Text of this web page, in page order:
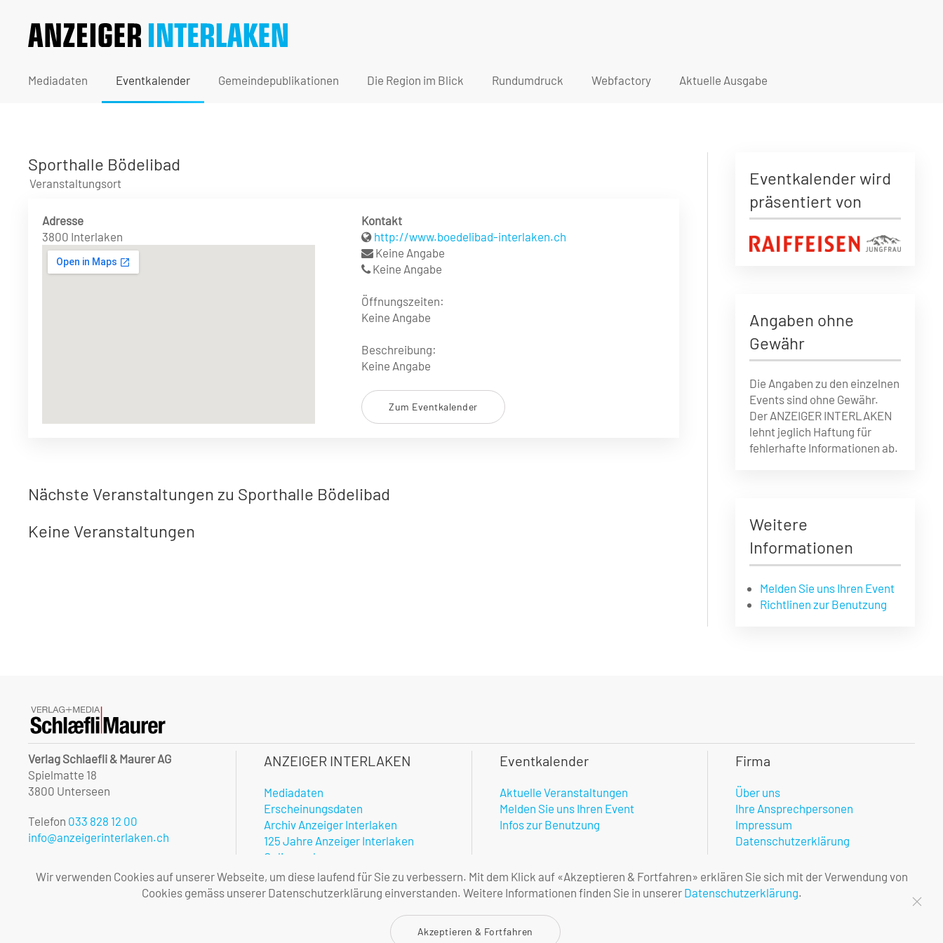
Mediadaten Eventkalender Gemeindepublikationen Die Region im Blick Rundumdruck Webfactory Aktuelle Ausgabe
Sporthalle Bödelibad
Veranstaltungsort
Adresse
3800 Interlaken
Kontakt
http://www.boedelibad-interlaken.ch
Keine Angabe
Keine Angabe
Öffnungszeiten:
Keine Angabe
Beschreibung:
Keine Angabe
Zum Eventkalender
Nächste Veranstaltungen zu Sporthalle Bödelibad
Keine Veranstaltungen
Eventkalender wird
präsentiert von
Angaben ohne
Gewähr
Die Angaben zu den einzelnen
Events sind ohne Gewähr.
Der ANZEIGER INTERLAKEN
lehnt jeglich Haftung für
fehlerhafte Informationen ab.
Weitere
Informationen
Melden Sie uns Ihren Event
Richtlinen zur Benutzung
Verlag Schlaefli & Maurer AG
Spielmatte 18
3800 Unterseen
Telefon 033 828 12 00
info@anzeigerinterlaken.ch
Montag – Freitag
08.00 – 12.00 und 13.30 – 17.00 Uhr
ANZEIGER INTERLAKEN
Mediadaten
Erscheinungsdaten
Archiv Anzeiger Interlaken
125 Jahre Anzeiger Interlaken
Onlinerechner
Notfalldienste
Vorteile amtlicher Anzeiger
Eventkalender
Aktuelle Veranstaltungen
Melden Sie uns Ihren Event
Infos zur Benutzung
Firma
Über uns
Ihre Ansprechpersonen
Impressum
Datenschutzerklärung
Wir verwenden Cookies auf unserer Webseite, um diese laufend für Sie zu verbessern. Mit dem Klick auf «Akzeptieren & Fortfahren» erklären Sie sich mit der Verwendung von
Cookies gemäss unserer Datenschutzerklärung einverstanden. Weitere Informationen finden Sie in unserer Datenschutzerklärung.
Akzeptieren & Fortfahren